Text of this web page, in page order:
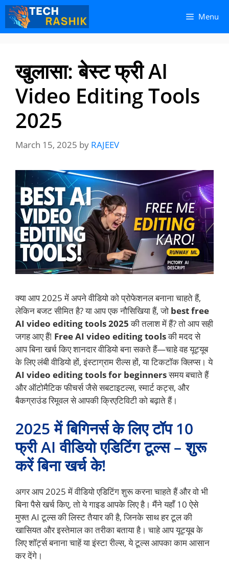
Skip
content
Skip
content
Menu
खुलासा: बेस्ट फ्री AI
Video Editing Tools
2025
March 15, 2025 by RAJEEV
क्या आप 2025 में अपने वीडियो को प्रोफेशनल बनाना चाहते हैं,
लेकिन बजट सीमित है? या आप एक नौसिखिया हैं, जो best free
AI video editing tools 2025की तलाश में हैं? तो आप सही
जगह आए हैं! Free AI video editing toolsकी मदद से
आप बिना खर्च किए शानदार वीडियो बना सकते हैं—चाहे वह यूट्यूब
के लिए लंबी वीडियो हों, इंस्टाग्राम रील्स हों, या टिकटॉक क्लिप्स। ये
AI video editing tools for beginnersसमय बचाते हैं
और ऑटोमैटिक फीचर्स जैसे सबटाइटल्स, स्मार्ट कट्स, और
बैकग्राउंड रिमूवल से आपकी क्रिएटिविटी को बढ़ाते हैं।
2025 में बिगिनर्स के लिए टॉप 10
फ्री AI वीडियो एडिटिंग टूल्स – शुरू
करें बिना खर्च के!
अगर आप 2025 में वीडियो एडिटिंग शुरू करना चाहते हैं और वो भी
बिना पैसे खर्च किए, तो ये गाइड आपके लिए है। मैंने यहाँ 10 ऐसे
मुफ्त AI टूल्स की लिस्ट तैयार की है, जिनके साथ हर टूल की
खासियत और इस्तेमाल का तरीका बताया है। चाहे आप यूट्यूब के
लिए शॉर्ट्स बनाना चाहें या इंस्टा रील्स, ये टूल्स आपका काम आसान
कर देंगे।